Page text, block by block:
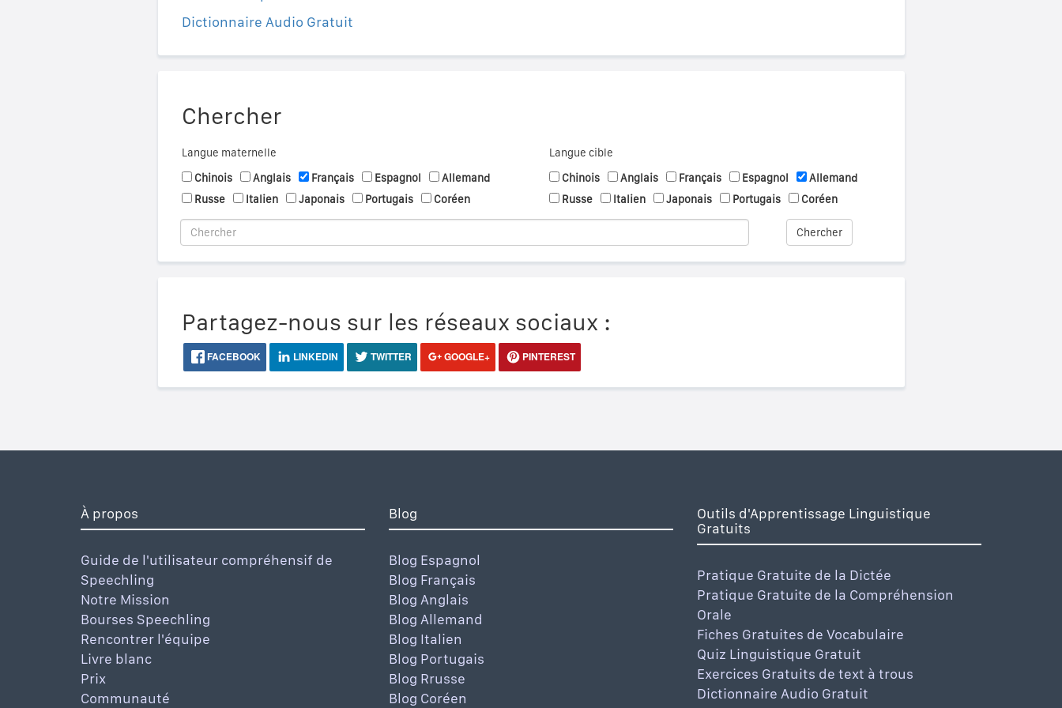
Dictionnaire Audio Gratuit
Chercher
Langue maternelle
Chinois
Anglais Français Espagnol
Allemand
Russe
Italien Japonais Portugais Coréen
Langue cible
Chinois
Anglais Français Espagnol
Allemand
Russe
Italien Japonais Portugais Coréen
Chercher
Partagez-nous sur les réseaux sociaux :
FACEBOOK LINKEDIN TWITTER GOOGLE+ PINTEREST
À propos
Guide de l'utilisateur compréhensif de
Speechling
Notre Mission
Bourses Speechling
Rencontrer l'équipe
Livre blanc
Prix
Communauté
Blog
Blog Espagnol
Blog Français
Blog Anglais
Blog Allemand
Blog Italien
Blog Portugais
Blog Rrusse
Blog Coréen
Outils d'Apprentissage Linguistique
Gratuits
Pratique Gratuite de la Dictée
Pratique Gratuite de la Compréhension
Orale
Fiches Gratuites de Vocabulaire
Quiz Linguistique Gratuit
Exercices Gratuits de text à trous
Dictionnaire Audio Gratuit